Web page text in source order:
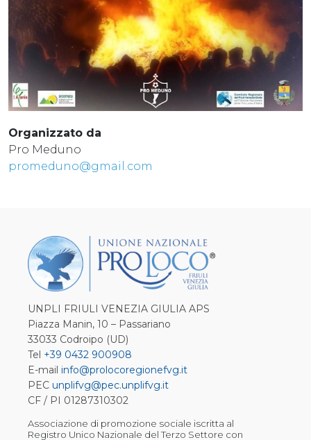
Organizzato da
Pro Meduno
promeduno@gmail.com
UNPLI FRIULI VENEZIA GIULIA APS
Piazza Manin, 10 – Passariano
33033 Codroipo (UD)
Tel +39 0432 900908
E-mail info@prolocoregionefvg.it
PEC unplifvg@pec.unplifvg.it
CF / PI 01287310302
Associazione di promozione sociale iscritta al
Registro Unico Nazionale del Terzo Settore con